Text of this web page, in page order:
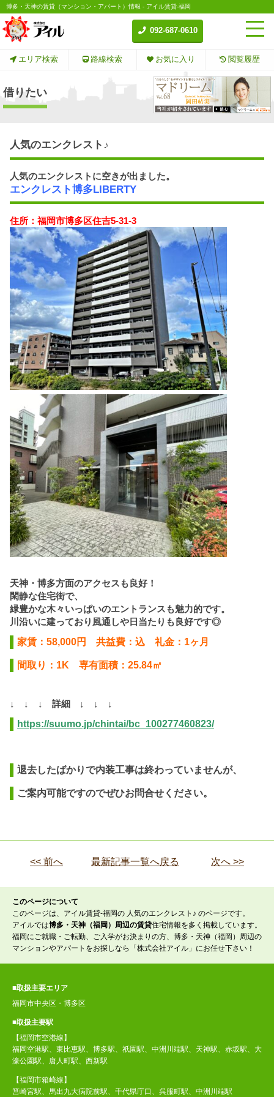
博多・天神の賃貸（マンション・アパート）情報 - アイル賃貸-福岡
092-687-0610
エリア検索 路線検索 お気に入り 閲覧履歴
借りたい
人気のエンクレスト♪
人気のエンクレストに空きが出ました。
エンクレスト博多LIBERTY
住所：福岡市博多区住吉5-31-3
天神・博多方面のアクセスも良好！
閑静な住宅街で、
緑豊かな木々いっぱいのエントランスも魅力的です。
川沿いに建っており風通しや日当たりも良好です◎
家賃：58,000円 共益費：込 礼金：1ヶ月
間取り：1K 専有面積：25.84㎡
↓ ↓ ↓ 詳細 ↓ ↓ ↓
https://suumo.jp/chintai/bc_100277460823/
退去したばかりで内装工事は終わっていませんが、
ご案内可能ですのでぜひお問合せください。
<< 前へ 最新記事一覧へ戻る 次へ >>
このページについて
このページは、アイル賃貸-福岡の 人気のエンクレスト♪ のページです。
アイルでは博多・天神（福岡）周辺の賃貸住宅情報を多く掲載しています。
福岡にご就職・ご転勤、ご入学がお決まりの方、博多・天神（福岡）周辺の
マンションやアパートをお探しなら「株式会社アイル」にお任せ下さい！
■取扱主要エリア
福岡市中央区・博多区
■取扱主要駅
【福岡市空港線】
福岡空港駅、東比恵駅、博多駅、祇園駅、中洲川端駅、天神駅、赤坂駅、大
濠公園駅、唐人町駅、西新駅
【福岡市箱崎線】
筥崎宮駅、馬出九大病院前駅、千代県庁口、呉服町駅、中洲川端駅